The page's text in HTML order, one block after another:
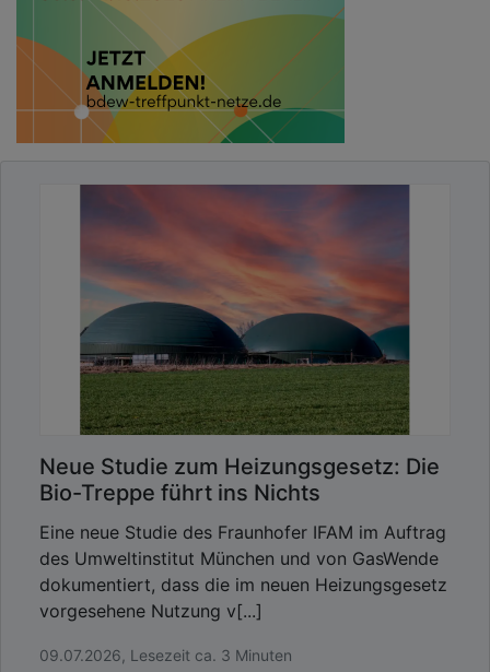
Neue Studie zum Heizungsgesetz: Die
Bio-Treppe führt ins Nichts
Eine neue Studie des Fraunhofer IFAM im Auftrag
des Umweltinstitut München und von GasWende
dokumentiert, dass die im neuen Heizungsgesetz
vorgesehene Nutzung v[...]
09.07.2026, Lesezeit ca. 3 Minuten